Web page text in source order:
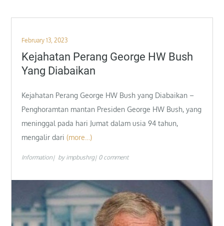
Posted
on
February 13, 2023
Kejahatan Perang George HW Bush
Yang Diabaikan
Kejahatan Perang George HW Bush yang Diabaikan –
Penghoramtan mantan Presiden George HW Bush, yang
meninggal pada hari Jumat dalam usia 94 tahun,
mengalir dari (more…)
Information by impbushrg 0 comment